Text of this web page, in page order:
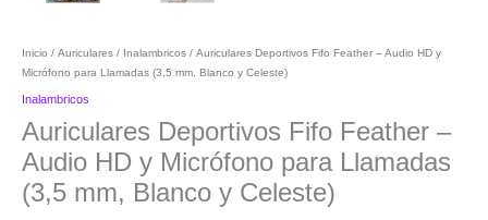
Inicio / Auriculares / Inalambricos / Auriculares Deportivos Fifo Feather – Audio HD y
Micrófono para Llamadas (3,5 mm, Blanco y Celeste)
Inalambricos
Auriculares Deportivos Fifo Feather –
Audio HD y Micrófono para Llamadas
(3,5 mm, Blanco y Celeste)